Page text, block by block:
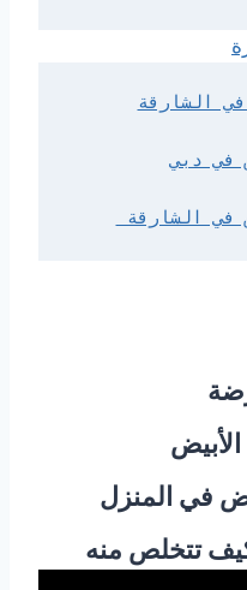
الشارقة
في دبي
في الشارقة
في المنزل
تتخلص منه